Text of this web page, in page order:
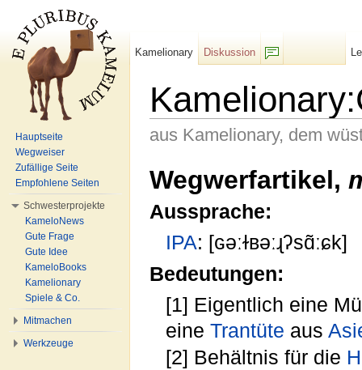
aus Kamelionary, dem
Wegwerfartikel,
Aussprache:
IPA: [ɢəːɫʙəːɻʔsɑ̃ːɕk]
Bedeutungen:
[1] Eigentlich eine
eineTrantüte aus
[2] Behältnis für die
Kamelionary
Diskussion
Hauptseite
Wegweiser
Zufällige Seite
Empfohlene Seiten
Schwesterprojekte
KameloNews
Gute Frage
Gute Idee
KameloBooks
Kamelionary
Spiele & Co.
Mitmachen
Werkzeuge